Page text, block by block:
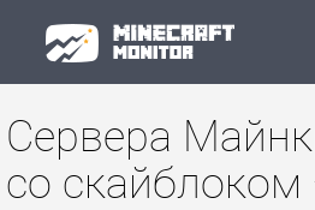
Сервера
со